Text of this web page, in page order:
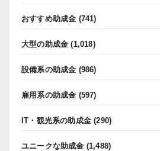
おすすめ助成金 (741)
大型の助成金 (1,018)
設備系の助成金 (986)
雇用系の助成金 (597)
IT・観光系の助成金 (290)
ユニークな助成金 (1,488)